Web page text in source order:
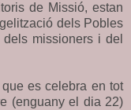
de Missió, estan
dels Pobles
missioners i del
es celebra en tot
(enguany el dia 22)